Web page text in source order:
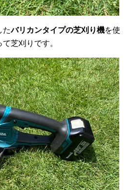
たバリカンタイプの芝刈り機を使
芝刈りです。